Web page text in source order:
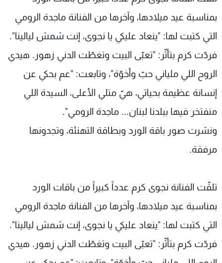
بمناسبة عيد ميلادها، وآخرها من الفنانة ماجدة الرومي
التي كتبت لها: "ينعاد عليكي يا نجوى، إنت شمش ليالينا".
فردّت كرم بتأثّر: "تعبّى البيت وتغطّت الدني زهور. هيدي
الروح اللي ملياني حبّ وأخوّة"، وتابعت: "عم بحكي عن
إنسانة عظيمة بحياتي، هيّ متلي الأعلى، السيدة اللي
منفتخر فيها ببلدنا لبنان... ماجدة الرومي".
ونشرت صور باقة الورد وبطاقة التهنئة، وتجدونها
مرفقة.
تلقّت الفنانة نجوى كرم عدداً كبيراً من باقات الورد
بمناسبة عيد ميلادها، وآخرها من الفنانة ماجدة الرومي
التي كتبت لها: "ينعاد عليكي يا نجوى، إنت شمش ليالينا".
فردّت كرم بتأثّر: "تعبّى البيت وتغطّت الدني زهور. هيدي
شاهد البرامج
الترددات
عن MTV
لاعلاناتكم
وظائف
شروط الإسـتخدام
سياسة الخصوصية